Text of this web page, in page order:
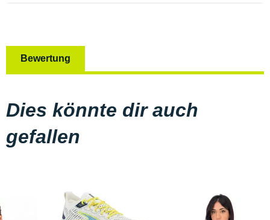
Bewertung
Dies könnte dir auch
gefallen